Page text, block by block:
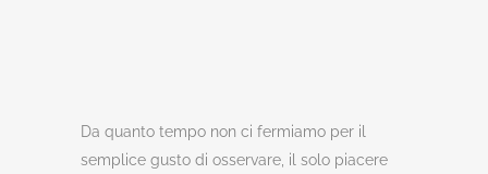
Da quanto tempo non ci fermiamo per il
semplice gusto di osservare, il solo piacere